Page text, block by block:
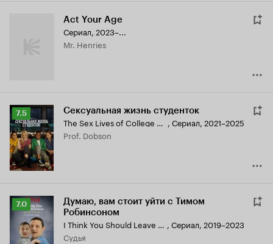
Act Your Age
Сериал, 2023–...
Mr. Henries
Рейтинг
Кинопоиска
7.5
7.5 Сексуальная жизнь студенток
The Sex Lives of College Girls , Сериал, 2021–2025
Prof. Dobson
Рейтинг
Кинопоиска
7.0
7.0
Думаю, вам стоит уйти с Тимом
Робинсоном
I Think You Should Leave with Tim Robinson , Сериал, 2019–2023
судья